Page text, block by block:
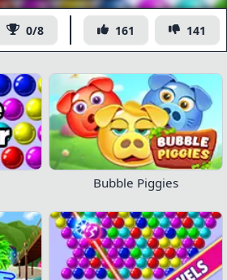
0/8 161 141
Bubble Piggies